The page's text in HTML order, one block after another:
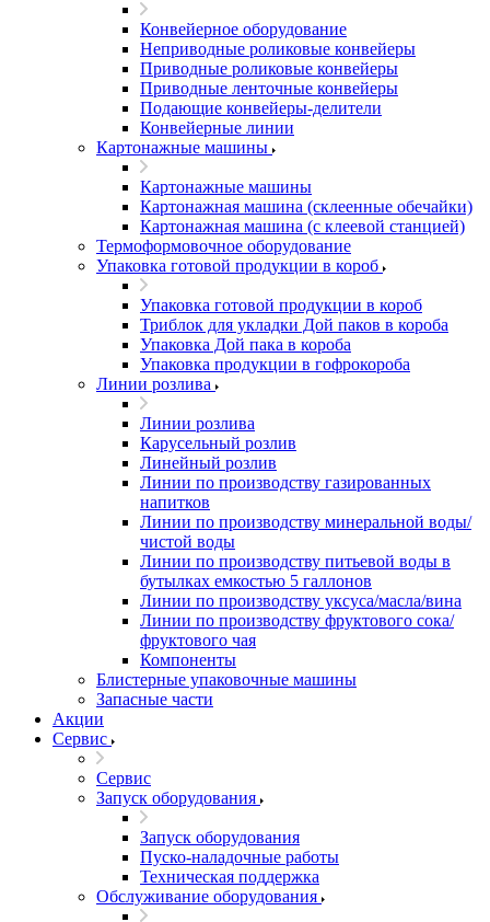
Конвейерное оборудование
Неприводные роликовые конвейеры
Приводные роликовые конвейеры
Приводные ленточные конвейеры
Подающие конвейеры-делители
Конвейерные линии
Картонажные машины
Картонажные машины
Картонажная машина (склеенные обечайки)
Картонажная машина (с клеевой станцией)
Термоформовочное оборудование
Упаковка готовой продукции в короб
Упаковка готовой продукции в короб
Триблок для укладки Дой паков в короба
Упаковка Дой пака в короба
Упаковка продукции в гофрокороба
Линии розлива
Линии розлива
Карусельный розлив
Линейный розлив
Линии по производству газированных
напитков
Линии по производству минеральной воды/
чистой воды
Линии по производству питьевой воды в
бутылках емкостью 5 галлонов
Линии по производству уксуса/масла/вина
Линии по производству фруктового сока/
фруктового чая
Компоненты
Блистерные упаковочные машины
Запасные части
Акции
Сервис
Сервис
Запуск оборудования
Запуск оборудования
Пуско-наладочные работы
Техническая поддержка
Обслуживание оборудования